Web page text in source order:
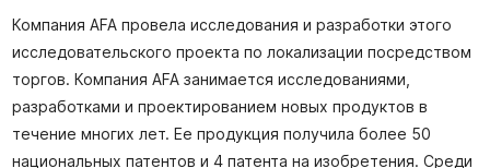
Компания AFA провела исследования и разработки этого
исследовательского проекта по локализации посредством
торгов. Компания AFA занимается исследованиями,
разработками и проектированием новых продуктов в
течение многих лет. Ее продукция получила более 50
национальных патентов и 4 патента на изобретения. Среди